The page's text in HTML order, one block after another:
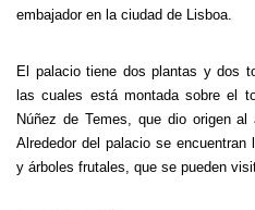
embajador en la ciudad de Lisboa.
El palacio tiene dos plantas y dos
las cuales está montada sobre el
Núñez de Temes, que dio origen
Alrededor del palacio se
y árboles frutales, que se pueden